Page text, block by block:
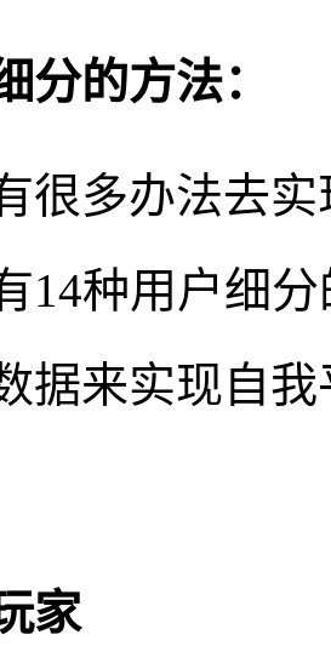
分的方法：
很多办法去
14种用户细
据来实现自
家